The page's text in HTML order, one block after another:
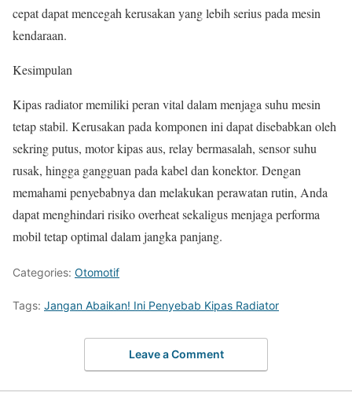
cepat dapat mencegah kerusakan yang lebih serius pada mesin
kendaraan.
Kesimpulan
Kipas radiator memiliki peran vital dalam menjaga suhu mesin
tetap stabil. Kerusakan pada komponen ini dapat disebabkan oleh
sekring putus, motor kipas aus, relay bermasalah, sensor suhu
rusak, hingga gangguan pada kabel dan konektor. Dengan
memahami penyebabnya dan melakukan perawatan rutin, Anda
dapat menghindari risiko overheat sekaligus menjaga performa
mobil tetap optimal dalam jangka panjang.
Categories: Otomotif
Tags: Jangan Abaikan! Ini Penyebab Kipas Radiator
Leave a Comment